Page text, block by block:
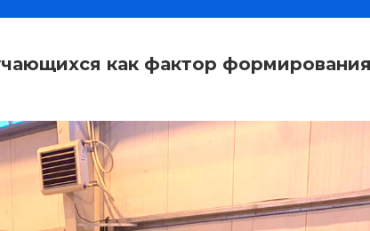
как фактор